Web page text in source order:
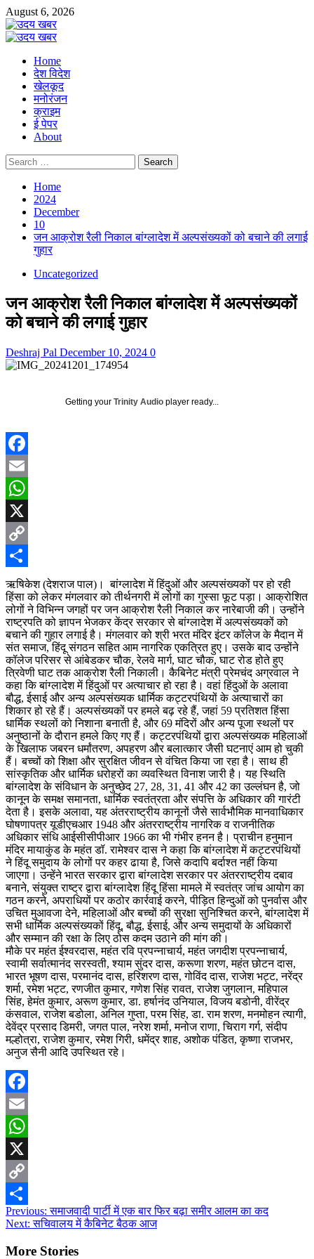
Skip
to
content
August 6, 2026
Primary
Home
देश विदेश
खेलकूद
मनोरंजन
क्राइम
ई पेपर
About
Search
for:
Home
2024
December
10
जन आक्रोश रैली निकाल बांग्लादेश में अल्पसंख्यकों को बचाने की लगाई
गुहार
Uncategorized
जन आक्रोश रैली निकाल बांग्लादेश में अल्पसंख्यकों
को बचाने की लगाई गुहार
Deshraj Pal December 10, 2024 0
Getting your Trinity Audio player ready...
Facebook
Email
WhatsApp
X
Copy
Link
Share
ऋषिकेश (देशराज पाल)। बांग्लादेश में हिंदुओं और अल्पसंख्यकों पर हो रही
हिंसा को लेकर मंगलवार को तीर्थनगरी में लोगों का गुस्सा फूट पड़ा। आक्रोशित
लोगों ने विभिन्न जगहों पर जन आक्रोश रैली निकाल कर नारेबाजी की। उन्होंने
राष्ट्रपति को ज्ञापन भेजकर केंद्र सरकार से बांग्लादेश में अल्पसंख्यकों को
बचाने की गुहार लगाई है। मंगलवार को श्री भरत मंदिर इंटर कॉलेज के मैदान में
संत समाज, हिंदू संगठन सहित आम नागरिक एकत्रित हुए। उसके बाद उन्होंने
कॉलेज परिसर से आंबेडकर चौक, रेलवे मार्ग, घाट चौक, घाट रोड होते हुए
त्रिवेणी घाट तक आक्रोश रैली निकाली। कैबिनेट मंत्री प्रेमचंद अग्रवाल ने
कहा कि बांग्लादेश में हिंदुओं पर अत्याचार हो रहा है। वहां हिंदुओं के अलावा
बौद्ध, ईसाई और अन्य अल्पसंख्यक धार्मिक कट्टरपंथियों के अत्याचारों का
शिकार हो रहे हैं। अल्पसंख्यकों पर हमले बढ़ रहे हैं, जहां 59 प्रतिशत हिंसा
धार्मिक स्थलों को निशाना बनाती है, और 69 मंदिरों और अन्य पूजा स्थलों पर
अनुष्ठानों के दौरान हमले किए गए हैं। कट्टरपंथियों ‌द्वारा अल्पसंख्यक महिलाओं
के खिलाफ जबरन धर्मांतरण, अपहरण और बलात्कार जैसी घटनाएं आम हो चुकी
हैं। बच्चों को शिक्षा और सुरक्षित जीवन से वंचित किया जा रहा है। साथ ही
सांस्कृतिक और धार्मिक धरोहरों का व्यवस्थित विनाश जारी है। यह स्थिति
बांग्लादेश के संविधान के अनुच्छेद 27, 28, 31, 41 और 42 का उल्लंघन है, जो
कानून के समक्ष समानता, धार्मिक स्वतंत्रता और संपत्ति के अधिकार की गारंटी
देता है। इसके अलावा, यह अंतरराष्ट्रीय कानूनों जैसे सार्वभौमिक मानवाधिकार
घोषणापत्र यूडीएचआर 1948 और अंतरराष्ट्रीय नागरिक व राजनीतिक
अधिकार संधि आईसीसीपीआर 1966 का भी गंभीर हनन है। प्राचीन हनुमान
मंदिर मायाकुंड के महंत डॉ. रामेश्वर दास ने कहा कि बांग्लादेश में कट्टरपंथियों
ने हिंदू समुदाय के लोगों पर कहर ढाया है, जिसे कदापि बर्दाश्त नहीं किया
जाएगा। उन्हेंने भारत सरकार द्वारा बांग्लादेश सरकार पर अंतरराष्ट्रीय दबाव
बनाने, संयुक्त राष्ट्र द्वारा बांग्लादेश हिंदू हिंसा मामले में स्वतंत्र जांच आयोग का
गठन करने, अपराधियों पर कठोर कार्रवाई करने, पीड़ित हिन्दुओं को पुनर्वास और
उचित मुआवजा देने, महिलाओं और बच्चों की सुरक्षा सुनिश्चित करने, बांग्लादेश में
सभी धार्मिक अल्पसंख्यकों हिंदू, बौद्ध, ईसाई, और अन्य समुदायों के अधिकारों
और सम्मान की रक्षा के लिए ठोस कदम उठाने की मांग की।
मौके पर महंत ईश्वरदास, महंत रवि प्रपन्नाचार्य, महंत जगदीश प्रपन्नाचार्य,
स्वामी सर्वात्मानंद सरस्वती, श्याम सुंदर दास, करूणा शरण, महंत छोटन दास,
भारत भूषण दास, परमानंद दास, हरिशरण दास, गोविंद दास, राजेश भट्ट, नरेंद्र
शर्मा, रमेश भट्ट, रणजीत कुमार, गणेश सिंह रावत, राजेश जुगलान, महिपाल
सिंह, हेमंत कुमार, अरूण कुमार, डा. हर्षानंद उनियाल, विजय बडोनी, वीरेंद्र
कंसवाल, राजेश बडोला, अनिल गुप्ता, परम सिंह, डा. राम शरण, मनमोहन त्यागी,
देवेंद्र प्रसाद डिमरी, जगत पाल, नरेश शर्मा, मनोज राणा, चिराग गर्ग, संदीप
मल्होत्रा, राजेश कुमार, रमेश गिरी, धमेंद्र शाह, अशोक पंडित, कृष्णा राजभर,
अनुज सैनी आदि उपस्थित रहे।
Facebook
Email
WhatsApp
X
Copy
Link
Share
Post
navigation
Previous:समाजवादी पार्टी में एक बार फिर बढ़ा समीर आलम का कद
Next:सचिवालय में कैबिनेट बैठक आज
More Stories